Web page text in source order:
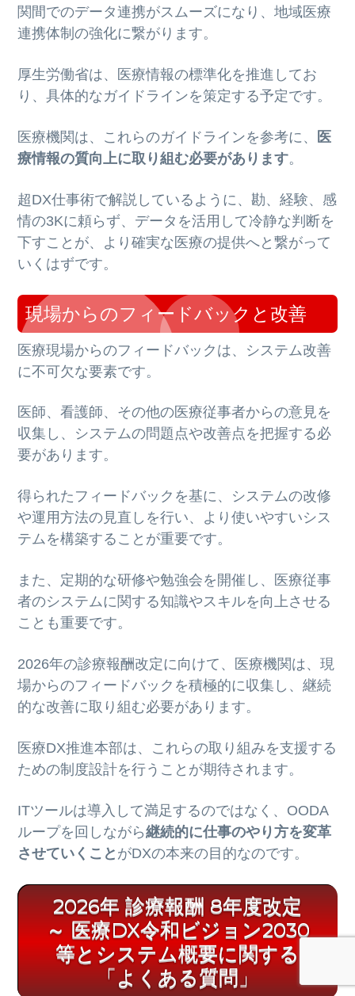
関間でのデータ連携がスムーズになり、地域医療
連携体制の強化に繋がります。
厚生労働省は、医療情報の標準化を推進してお
り、具体的なガイドラインを策定する予定です。
医療機関は、これらのガイドラインを参考に、
医
療情報の質向上に取り組む必要があります。
超DX仕事術で解説しているように、勘、経験、感
情の3Kに頼らず、データを活用して冷静な判断を
下すことが、より確実な医療の提供へと繋がって
いくはずです。
現場からのフィードバックと改善
医療現場からのフィードバックは、システム改善
に不可欠な要素です。
医師、看護師、その他の医療従事者からの意見を
収集し、システムの問題点や改善点を把握する必
要があります。
得られたフィードバックを基に、システムの改修
や運用方法の見直しを行い、より使いやすいシス
テムを構築することが重要です。
また、定期的な研修や勉強会を開催し、医療従事
者のシステムに関する知識やスキルを向上させる
ことも重要です。
2026年の診療報酬改定に向けて、医療機関は、現
場からのフィードバックを積極的に収集し、継続
的な改善に取り組む必要があります。
医療DX推進本部は、これらの取り組みを支援する
ための制度設計を行うことが期待されます。
ITツールは導入して満足するのではなく、OODA
ループを回しながら継続的に仕事のやり方を変革
させていくこと がDXの本来の目的なのです。
2026年 診療報酬 8年度改定
～ 医療DX令和ビジョン2030
等とシステム概要に関する
「よくある質問」